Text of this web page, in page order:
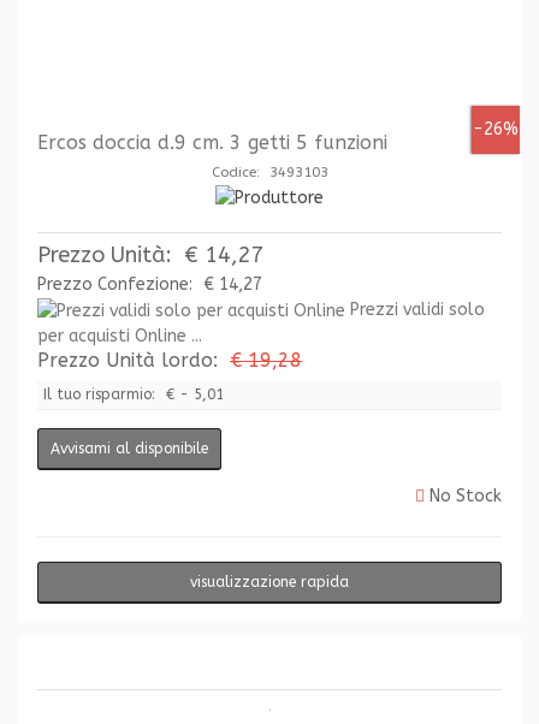
-26%
Ercos doccia d.9 cm. 3 getti 5 funzioni
Codice: 3493103
Prezzo Unità: € 14,27
Prezzo Confezione:
€ 14,27
Prezzi validi solo
per acquisti Online ...
Prezzo Unità lordo: € 19,28
Il tuo risparmio: € - 5,01
Avvisami al disponibile
No Stock
visualizzazione rapida